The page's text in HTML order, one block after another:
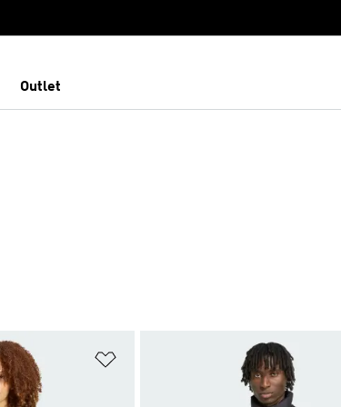
Outlet
Přidat do seznamu přání